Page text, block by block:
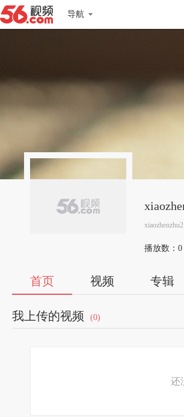
导航
播放数： 0
首页 视频 专辑
我上传的视频 (0)
还